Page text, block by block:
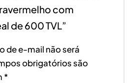
com
de 600 TVL”
de e-mail não será
obrigatórios são
*